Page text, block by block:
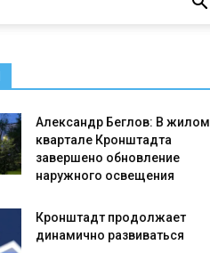
Александр Беглов: В жилом
квартале Кронштадта
завершено обновление
наружного освещения
Кронштадт продолжает
динамично развиваться